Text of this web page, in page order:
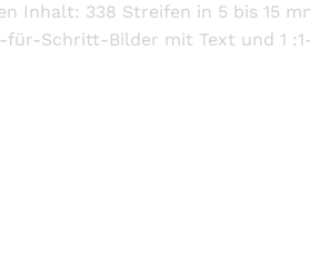
338 Streifen in 5 bis 15
Schritt-Bilder mit Text und 1